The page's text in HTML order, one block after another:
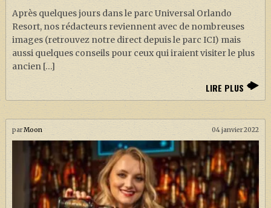
Après quelques jours dans le parc Universal Orlando
Resort, nos rédacteurs reviennent avec de nombreuses
images (retrouvez notre direct depuis le parc ICI) mais
aussi quelques conseils pour ceux qui iraient visiter le plus
ancien […]
LIRE PLUS
parMoon 04 janvier 2022